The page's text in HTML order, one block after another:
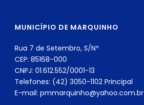
MUNICÍPIO DE MARQUINHO
Rua 7 de Setembro, S/Nº
CEP: 85168-000
CNPJ: 01.612.552/0001-13
Telefones: (42) 3050-1102 Principal
E-mail: pmmarquinho@yahoo.com.br